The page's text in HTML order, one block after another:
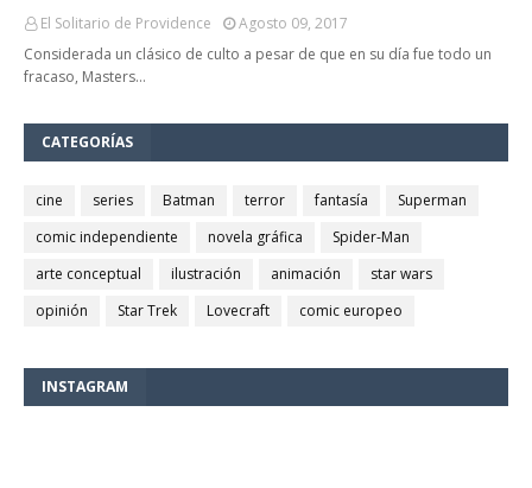
El Solitario de Providence
Agosto 09, 2017
Considerada un clásico de culto a pesar de que en su día fue todo un
fracaso, Masters…
CATEGORÍAS
cine series Batman terror fantasía
Superman
comic independiente
novela gráfica
Spider-Man
arte conceptual
ilustración animación
star wars
opinión
Star Trek Lovecraft comic europeo
INSTAGRAM